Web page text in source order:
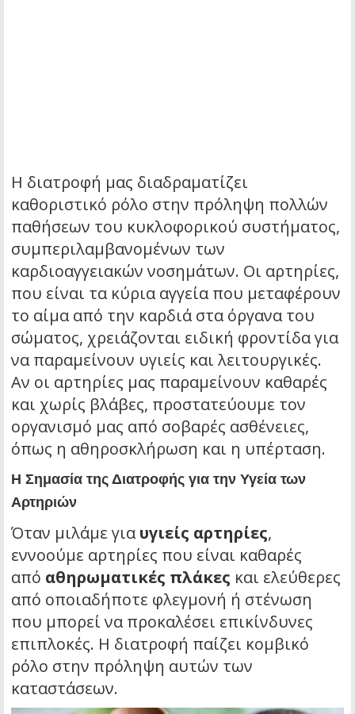
Η διατροφή μας διαδραματίζει
καθοριστικό ρόλο στην πρόληψη πολλών
παθήσεων του κυκλοφορικού συστήματος,
συμπεριλαμβανομένων των
καρδιοαγγειακών νοσημάτων. Οι αρτηρίες,
που είναι τα κύρια αγγεία που μεταφέρουν
το αίμα από την καρδιά στα όργανα του
σώματος, χρειάζονται ειδική φροντίδα για
να παραμείνουν υγιείς και λειτουργικές.
Αν οι αρτηρίες μας παραμείνουν καθαρές
και χωρίς βλάβες, προστατεύουμε τον
οργανισμό μας από σοβαρές ασθένειες,
όπως η αθηροσκλήρωση και η υπέρταση.
Η Σημασία της Διατροφής για την Υγεία των
Αρτηριών
Όταν μιλάμε για υγιείς αρτηρίες,
εννοούμε αρτηρίες που είναι καθαρές
από αθηρωματικές πλάκες και ελεύθερες
από οποιαδήποτε φλεγμονή ή στένωση
που μπορεί να προκαλέσει επικίνδυνες
επιπλοκές. Η διατροφή παίζει κομβικό
ρόλο στην πρόληψη αυτών των
καταστάσεων.